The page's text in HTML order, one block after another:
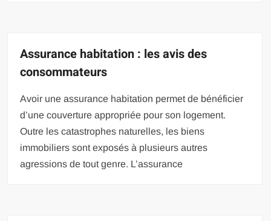
Assurance habitation : les avis des
consommateurs
Avoir une assurance habitation permet de bénéficier
d’une couverture appropriée pour son logement.
Outre les catastrophes naturelles, les biens
immobiliers sont exposés à plusieurs autres
agressions de tout genre. L’assurance